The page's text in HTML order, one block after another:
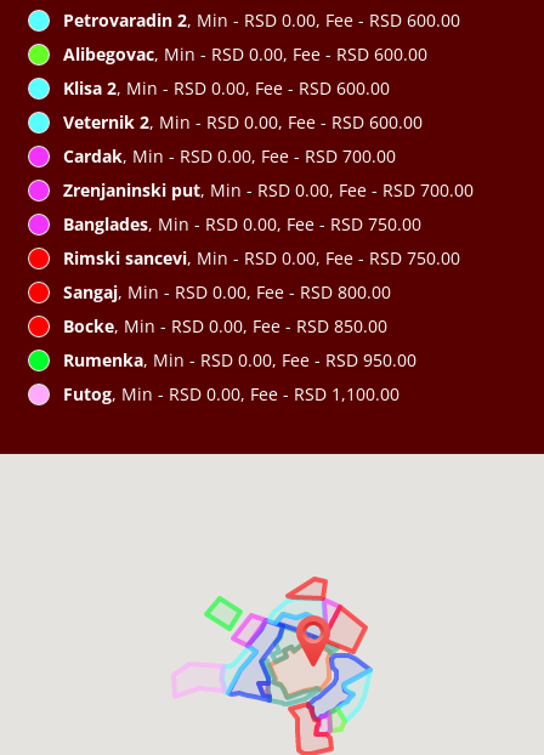
Petrovaradin 2, Min - RSD 0.00, Fee - RSD 600.00
Alibegovac, Min - RSD 0.00, Fee - RSD 600.00
Klisa 2, Min - RSD 0.00, Fee - RSD 600.00
Veternik 2, Min - RSD 0.00, Fee - RSD 600.00
Cardak, Min - RSD 0.00, Fee - RSD 700.00
Zrenjaninski put, Min - RSD 0.00, Fee - RSD 700.00
Banglades, Min - RSD 0.00, Fee - RSD 750.00
Rimski sancevi, Min - RSD 0.00, Fee - RSD 750.00
Sangaj, Min - RSD 0.00, Fee - RSD 800.00
Bocke, Min - RSD 0.00, Fee - RSD 850.00
Rumenka, Min - RSD 0.00, Fee - RSD 950.00
Futog, Min - RSD 0.00, Fee - RSD 1,100.00